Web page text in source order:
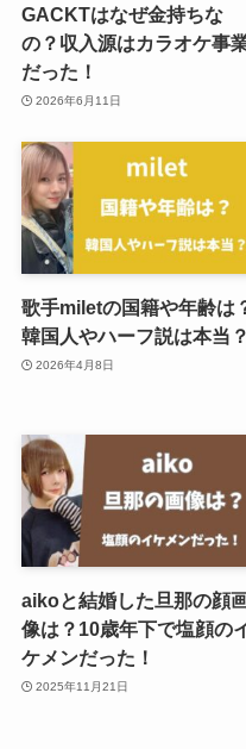
GACKTはなぜ金持ちな
の？収入源はカラオケ事
だった！
2026年6月11日
歌手miletの国籍や年齢は
韓国人やハーフ説は本当？
2026年4月8日
aikoと結婚した旦那の顔
像は？10歳年下で塩顔の
ケメンだった！
2025年11月21日